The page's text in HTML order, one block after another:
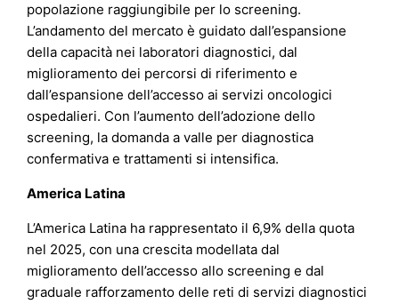
popolazione raggiungibile per lo screening.
L’andamento del mercato è guidato dall’espansione
della capacità nei laboratori diagnostici, dal
miglioramento dei percorsi di riferimento e
dall’espansione dell’accesso ai servizi oncologici
ospedalieri. Con l’aumento dell’adozione dello
screening, la domanda a valle per diagnostica
confermativa e trattamenti si intensifica.
America Latina
L’America Latina ha rappresentato il 6,9% della quota
nel 2025, con una crescita modellata dal
miglioramento dell’accesso allo screening e dal
graduale rafforzamento delle reti di servizi diagnostici